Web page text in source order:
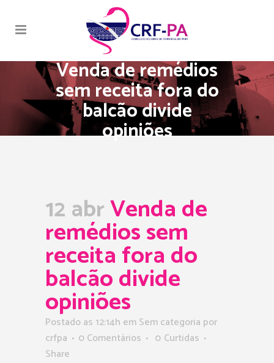
Venda de remédios
sem receita fora do
balcão divide
opiniões
12 abrVenda de
remédios sem
receita fora do
balcão divide
opiniões
Postado as 12:14h em Sem categoria por
crfpa
0 Comentários 0 Curtidas
Share